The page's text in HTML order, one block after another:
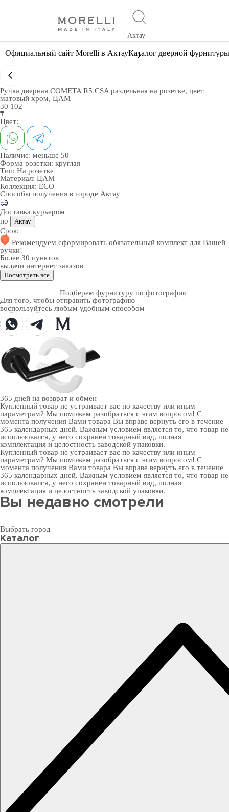
Актау
Официальный сайт Morelli в АктауКаталог дверной фурнитуры
Ручка дверная COMETA R5 CSA раздельная на розетке, цвет
матовый хром, ЦАМ
30 102
₸
Цвет:
Наличие: меньше 50
Форма розетки: круглая
Тип: На розетке
Материал: ЦАМ
Коллекция: ECO
Способы получения в городе Актау
Доставка курьером
по
Актау
Срок:
Рекомендуем сформировать обязательный комплект для Вашей
ручки!
Более 30 пунктов
выдачи интернет заказов
Посмотреть все
Подберем фурнитуру по фотографии
Для того, чтобы отправить фотографию
воспользуйтесь любым удобным способом
365 дней на возврат и обмен
Купленный товар не устраивает вас по качеству или иным
параметрам? Мы поможем разобраться с этим вопросом! С
момента получения Вами товара Вы вправе вернуть его в течение
365 календарных дней. Важным условием является то, что товар не
использовался, у него сохранен товарный вид, полная
комплектация и целостность заводской упаковки.
Купленный товар не устраивает вас по качеству или иным
параметрам? Мы поможем разобраться с этим вопросом! С
момента получения Вами товара Вы вправе вернуть его в течение
365 календарных дней. Важным условием является то, что товар не
использовался, у него сохранен товарный вид, полная
комплектация и целостность заводской упаковки.
Вы недавно смотрели
Выбрать город
Каталог